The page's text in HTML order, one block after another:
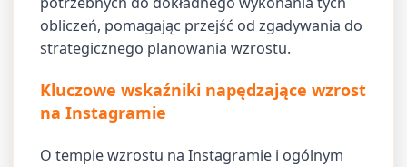
obliczeń, pomagając przejść od zgadywania do
strategicznego planowania wzrostu.
Kluczowe wskaźniki napędzające wzrost
na Instagramie
O tempie wzrostu na Instagramie i ogólnym